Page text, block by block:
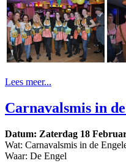
Lees meer...
Carnavalsmis in
Datum: Zaterdag 18
Wat: Carnavalsmis in de
Waar: De Engel